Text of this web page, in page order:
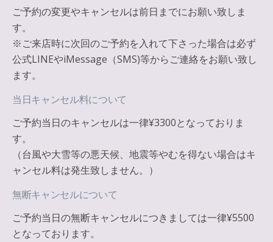
ご予約の変更やキャンセルは前日までにお願い致しま
す。
※ご来店時に次回のご予約を入れて下さった場合は必ず
公式LINEやiMessage（SMS)等からご連絡をお願い致し
ます。
当日キャンセル料について
ご予約当日のキャンセルは一律¥3300となっておりま
す。
（台風や大雪等の悪天候、地震等やむを得ない場合はキ
ャンセル料は発生致しません。）
無断キャンセルについて
ご予約当日の無断キャンセルにつきましては一律¥5500
となっております。